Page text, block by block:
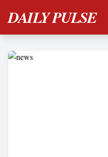
DAILY PULSE